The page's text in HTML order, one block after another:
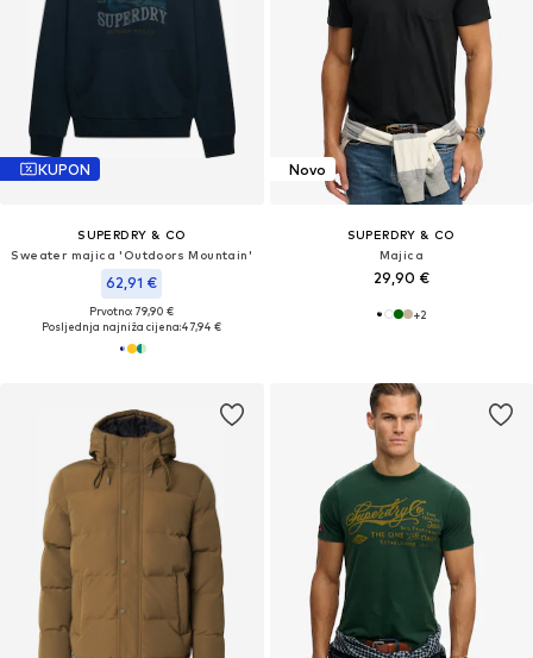
KUPON
SUPERDRY & CO
Sweater majica 'Outdoors Mountain'
62,91 €
Prvotno: 79,90 €
Posljednja najniža cijena:47,94 €
Novo
SUPERDRY & CO
Majica
29,90 €
+2